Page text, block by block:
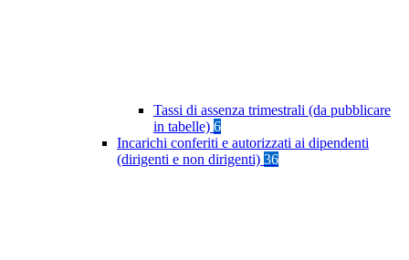
Tassi di assenza trimestrali (da pubblicare
in tabelle) 6
Incarichi conferiti e autorizzati ai dipendenti
(dirigenti e non dirigenti) 36